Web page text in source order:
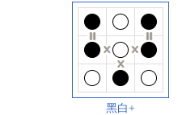
黑白+